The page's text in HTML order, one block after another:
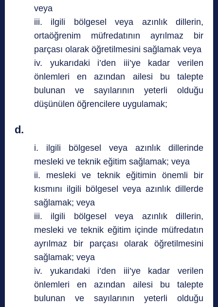
veya
iii. ilgili bölgesel veya azınlık dillerin,
ortaöğrenim müfredatının ayrılmaz bir
parçası olarak öğretilmesini sağlamak veya
iv. yukarıdaki i’den iii’ye kadar verilen
önlemleri en azından ailesi bu talepte
bulunan ve sayılarının yeterli olduğu
düşünülen öğrencilere uygulamak;
d.
i. ilgili bölgesel veya azınlık dillerinde
mesleki ve teknik eğitim sağlamak; veya
ii. mesleki ve teknik eğitimin önemli bir
kısmını ilgili bölgesel veya azınlık dillerde
sağlamak; veya
iii. ilgili bölgesel veya azınlık dillerin,
mesleki ve teknik eğitim içinde müfredatın
ayrılmaz bir parçası olarak öğretilmesini
sağlamak; veya
iv. yukarıdaki i’den iii’ye kadar verilen
önlemleri en azından ailesi bu talepte
bulunan ve sayılarının yeterli olduğu